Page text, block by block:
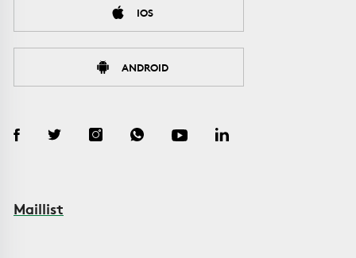
IOS
ANDROID
Maillist